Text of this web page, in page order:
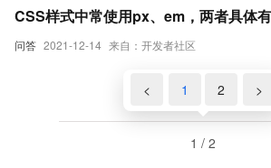
问答 2021-12-14 来自：开发者社区
CSS样式中常使用px、em，两者具体
< 1 2 >
1 / 2